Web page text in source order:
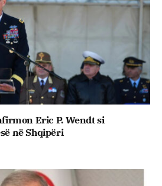
Eric P. Wendt si
në Shqipëri